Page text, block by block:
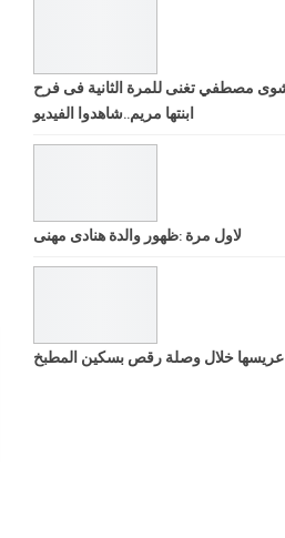
مصطفي تغنى للمرة الثانية فى فرح
ابنتها مريم..شاهدوا الفيديو
لاول مرة :ظهور والدة هنادى مهنى
خلال وصلة رقص بسكين المطبخ